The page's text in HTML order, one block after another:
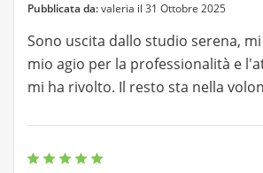
Pubblicata da:valeria il 31 Ottobre 2025
Sono uscita dallo studio serena,
mio agio per la professionalità e
mi ha rivolto. Il resto sta nella